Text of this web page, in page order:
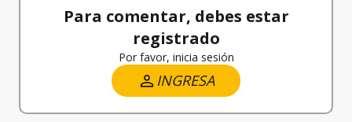
Para comentar, debes estar
registrado
Por favor, inicia sesión
INGRESA